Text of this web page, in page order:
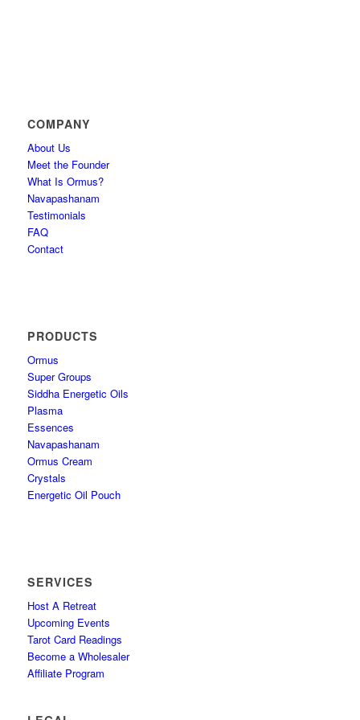
COMPANY
About Us
Meet the Founder
What Is Ormus?
Navapashanam
Testimonials
FAQ
Contact
PRODUCTS
Ormus
Super Groups
Siddha Energetic Oils
Plasma
Essences
Navapashanam
Ormus Cream
Crystals
Energetic Oil Pouch
SERVICES
Host A Retreat
Upcoming Events
Tarot Card Readings
Become a Wholesaler
Affiliate Program